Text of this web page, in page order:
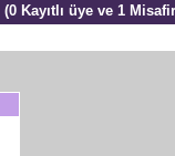
(0 Kayıtlı üye ve 1